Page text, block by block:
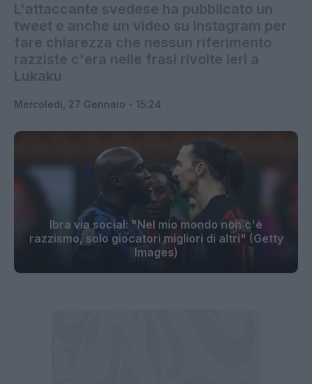
L'attaccante svedese ha pubblicato un
tweet e anche un video su instagram per
fare chiarezza che nessun riferimento
razziste c'era nelle frasi rivolte ieri a
Lukaku
Mercoledì, 27 Gennaio - 15:24
Ibra via social: "Nel mio mondo non c'è
razzismo, solo giocatori migliori di altri" (Getty
Images)